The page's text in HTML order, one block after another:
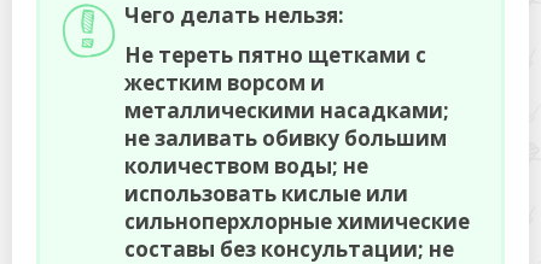
Чего делать нельзя:
Не тереть пятно щетками с
жестким ворсом и
металлическими насадками;
не заливать обивку большим
количеством воды; не
использовать кислые или
сильноперхлорные химические
составы без консультации; не